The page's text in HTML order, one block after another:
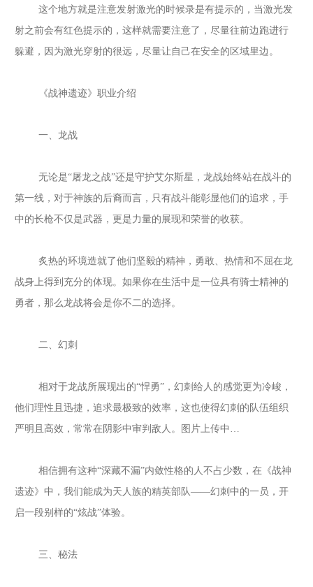
这个地方就是注意发射激光的时候录是有提示的，当激光发
射之前会有红色提示的，这样就需要注意了，尽量往前边跑进行
躲避，因为激光穿射的很远，尽量让自己在安全的区域里边。
《战神遗迹》职业介绍
一、龙战
无论是“屠龙之战”还是守护艾尔斯星，龙战始终站在战斗的
第一线，对于神族的后裔而言，只有战斗能彰显他们的追求，手
中的长枪不仅是武器，更是力量的展现和荣誉的收获。
炙热的环境造就了他们坚毅的精神，勇敢、热情和不屈在龙
战身上得到充分的体现。如果你在生活中是一位具有骑士精神的
勇者，那么龙战将会是你不二的选择。
二、幻刺
相对于龙战所展现出的“悍勇”，幻刺给人的感觉更为冷峻，
他们理性且迅捷，追求最极致的效率，这也使得幻刺的队伍组织
严明且高效，常常在阴影中审判敌人。图片上传中…
相信拥有这种“深藏不漏”内敛性格的人不占少数，在《战神
遗迹》中，我们能成为天人族的精英部队——幻刺中的一员，开
启一段别样的“炫战”体验。
三、秘法